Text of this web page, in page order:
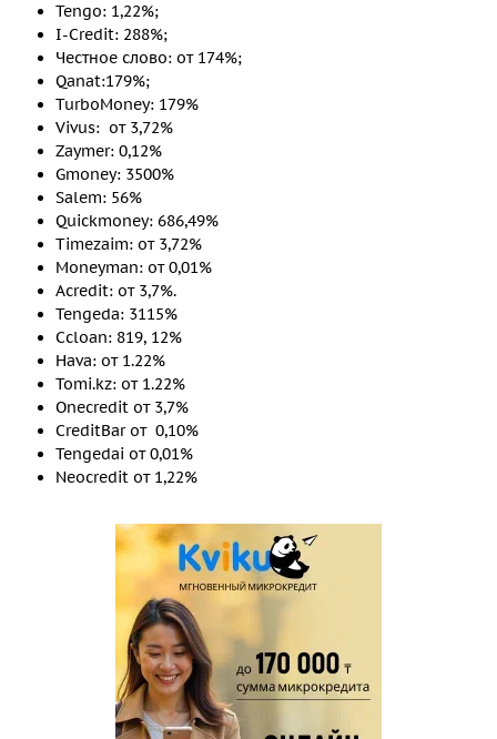
Tengo: 1,22%;
I-Credit: 288%;
Честное слово: от 174%;
Qanat:179%;
TurboMoney: 179%
Vivus: от 3,72%
Zaymer: 0,12%
Gmoney: 3500%
Salem: 56%
Quickmoney: 686,49%
Timezaim: от 3,72%
Moneyman: от 0,01%
Acredit: от 3,7%.
Tengeda: 3115%
Ccloan: 819, 12%
Hava: от 1.22%
Tomi.kz: от 1.22%
Onecredit от 3,7%
CreditBar от 0,10%
Tengedai от 0,01%
Neocredit от 1,22%